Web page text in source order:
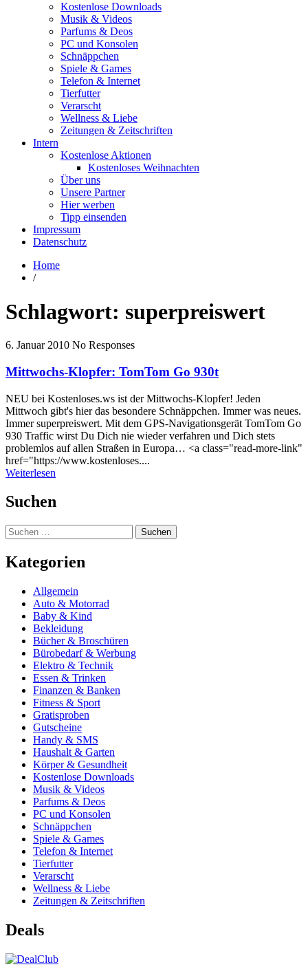
Kostenlose Downloads
Musik & Videos
Parfums & Deos
PC und Konsolen
Schnäppchen
Spiele & Games
Telefon & Internet
Tierfutter
Verarscht
Wellness & Liebe
Zeitungen & Zeitschriften
Intern
Kostenlose Aktionen
Kostenloses Weihnachten
Über uns
Unsere Partner
Hier werben
Tipp einsenden
Impressum
Datenschutz
Home
/
Schlagwort: superpreiswert
6. Januar 2010 No Responses
Mittwochs-Klopfer: TomTom Go 930t
NEU bei Kostenloses.ws ist der Mittwochs-Klopfer! Jeden
Mittwoch gibt's hier das besondere Schnäppchen. Immer was neues.
Immer superpreiswert. Mit dem GPS-Navigationsgerät TomTom Go
930 Traffic wirst Du Dich nie wieder verfahren und Dich stets
problemlos auf allen Straßen in Europa… <a class="read-more-link"
href="https://www.kostenloses....
Weiterlesen
Suchen
Suchen
nach:
Kategorien
Allgemein
Auto & Motorrad
Baby & Kind
Bekleidung
Bücher & Broschüren
Bürobedarf & Werbung
Elektro & Technik
Essen & Trinken
Finanzen & Banken
Fitness & Sport
Gratisproben
Gutscheine
Handy & SMS
Haushalt & Garten
Körper & Gesundheit
Kostenlose Downloads
Musik & Videos
Parfums & Deos
PC und Konsolen
Schnäppchen
Spiele & Games
Telefon & Internet
Tierfutter
Verarscht
Wellness & Liebe
Zeitungen & Zeitschriften
Deals